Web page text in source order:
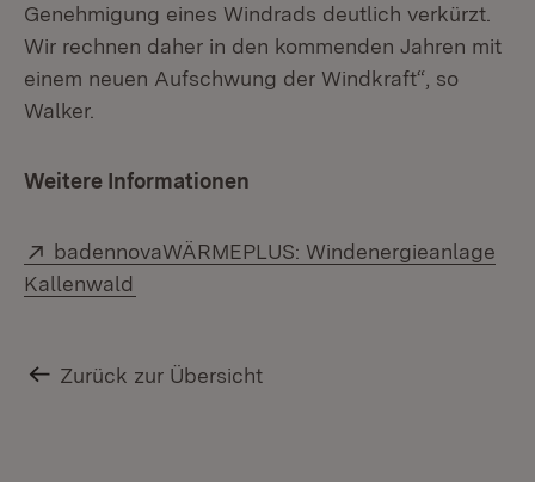
Genehmigung eines Windrads deutlich verkürzt.
Wir rechnen daher in den kommenden Jahren mit
einem neuen Aufschwung der Windkraft“, so
Walker.
Weitere Informationen
Extern:
badennovaWÄRMEPLUS: Windenergieanlage
Kallenwald
Zurück zur Übersicht